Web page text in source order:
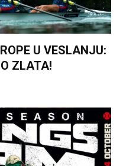
U VESLANJU:
ZLATA!